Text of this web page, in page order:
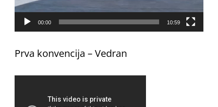
00:00 10:59
Prva konvencija – Vedran